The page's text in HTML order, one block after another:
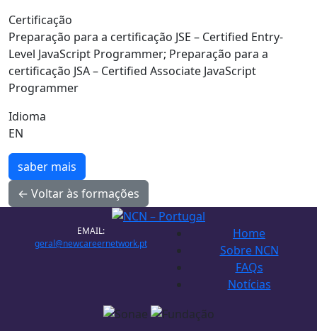
Certificação
Preparação para a certificação JSE – Certified Entry-
Level JavaScript Programmer; Preparação para a
certificação JSA – Certified Associate JavaScript
Programmer
Idioma
EN
saber mais
← Voltar às formações
EMAIL:
geral@newcareernetwork.pt
Home
Sobre NCN
FAQs
Notícias